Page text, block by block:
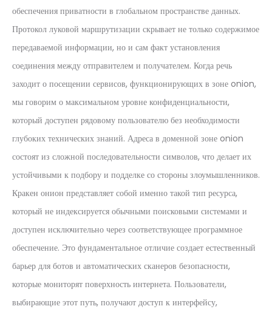
обеспечения приватности в глобальном пространстве данных.
Протокол луковой маршрутизации скрывает не только содержимое
передаваемой информации, но и сам факт установления
соединения между отправителем и получателем. Когда речь
заходит о посещении сервисов, функционирующих в зоне onion,
мы говорим о максимальном уровне конфиденциальности,
который доступен рядовому пользователю без необходимости
глубоких технических знаний. Адреса в доменной зоне onion
состоят из сложной последовательности символов, что делает их
устойчивыми к подбору и подделке со стороны злоумышленников.
Кракен онион представляет собой именно такой тип ресурса,
который не индексируется обычными поисковыми системами и
доступен исключительно через соответствующее программное
обеспечение. Это фундаментальное отличие создает естественный
барьер для ботов и автоматических сканеров безопасности,
которые мониторят поверхность интернета. Пользователи,
выбирающие этот путь, получают доступ к интерфейсу,